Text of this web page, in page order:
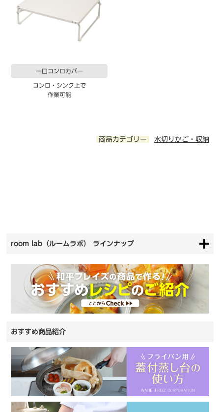
一口コンロカバー
コンロ・シンク上で
作業可能
商品カテゴリー 水切りかご・収納
room lab（ルームラボ） ラインナップ
おすすめ商品紹介